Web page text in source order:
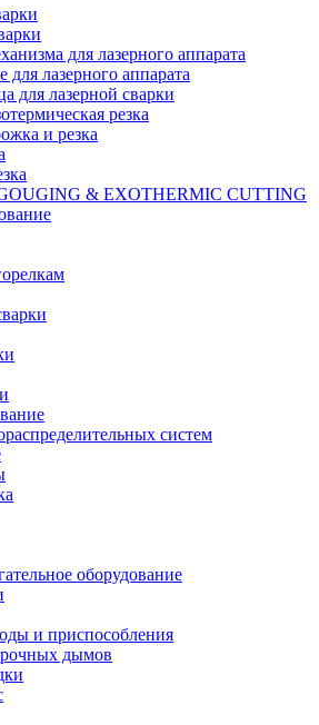
для лазерного аппарата
лазерного аппарата
для лазерной сварки
резка
и резка
& EXOTHERMIC CUTTING
систем
оборудование
и приспособления
дымов